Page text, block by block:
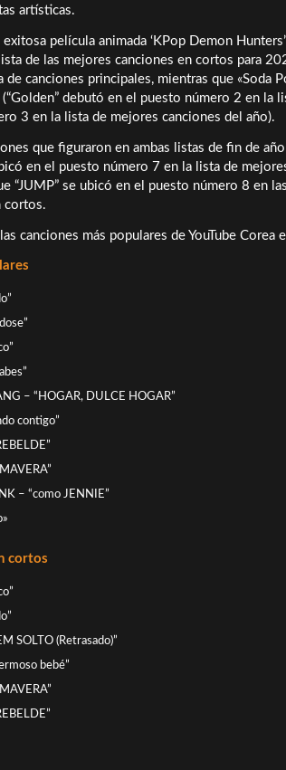
artísticas.
exitosa película animada ‘KPop Demon
de las mejores canciones en cortos para
canciones principales, mientras que «Soda
debutó en el puesto número 2 en la
3 en la lista de mejores canciones del año).
que figuraron en ambas listas de fin de
en el puesto número 7 en la lista de
“JUMP” se ubicó en el puesto número 8 en
cortos.
canciones más populares de YouTube Corea
– “HOGAR, DULCE HOGAR”
contigo”
– “como JENNIE”
cortos
SOLTO (Retrasado)”
bebé”